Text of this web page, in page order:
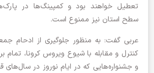
تعطیل خواهند بود و کمپینگ‌ها در
سطح استان نیز ممنوع است.
عربی گفت: به منظور جلوگیری از ادحام
کنترل و مقابله با شیوع ویروس کرونا، تمام
و جشنواره‌هایی که در ایام نوروز در سال‌های